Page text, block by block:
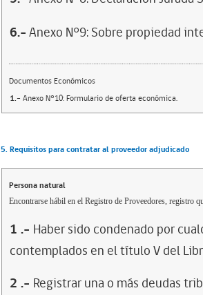
6.-Anexo N°9: Sobre propiedad
Documentos Económicos
1.- Anexo N°10: Formulario de oferta económica.
5. Requisitos para contratar al proveedor adjudicado
Persona natural
Encontrarse hábil en el Registro de Proveedores, registro
1 .- Haber sido condenado por
contemplados en el título V del
2 .- Registrar una o más deudas